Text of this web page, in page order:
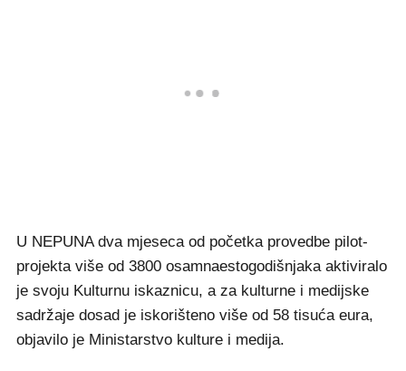
U NEPUNA dva mjeseca od početka provedbe pilot-
projekta više od 3800 osamnaestogodišnjaka aktiviralo
je svoju Kulturnu iskaznicu, a za kulturne i medijske
sadržaje dosad je iskorišteno više od 58 tisuća eura,
objavilo je Ministarstvo kulture i medija.